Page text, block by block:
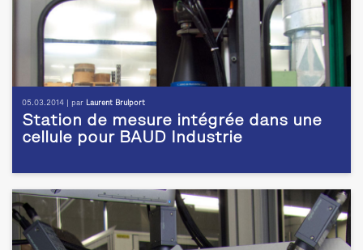
05.03.2014 | par Laurent Brulport
Station de mesure intégrée dans une
cellule pour BAUD Industrie